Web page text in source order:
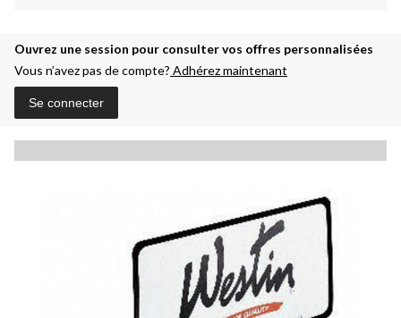
Ouvrez une session pour consulter vos offres personnalisées
Vous n’avez pas de compte? Adhérez maintenant
Se connecter